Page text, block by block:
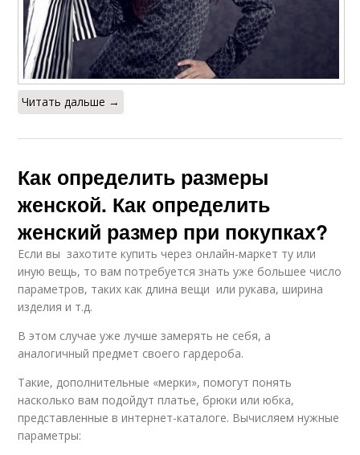
Читать дальше →
Как определить размеры
женской. Как определить
женский размер при покупках?
Если вы захотите купить через онлайн-маркет ту или
иную вещь, то вам потребуется знать уже большее число
параметров, таких как длина вещи или рукава, ширина
изделия и т.д.
В этом случае уже лучше замерять не себя, а
аналогичный предмет своего гардероба.
Такие, дополнительные «мерки», помогут понять
насколько вам подойдут платье, брюки или юбка,
представленные в интернет-каталоге. Вычисляем нужные
параметры: